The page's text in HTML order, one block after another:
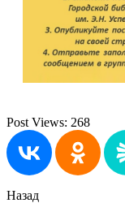
Post Views: 268
Назад